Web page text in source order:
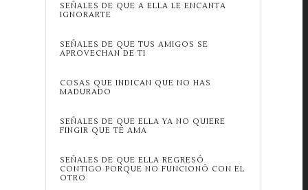
SEÑALES DE QUE A ELLA LE ENCANTA
IGNORARTE
SEÑALES DE QUE TUS AMIGOS SE
APROVECHAN DE TI
COSAS QUE INDICAN QUE NO HAS
MADURADO
SEÑALES DE QUE ELLA YA NO QUIERE
FINGIR QUE TE AMA
SEÑALES DE QUE ELLA REGRESÓ
CONTIGO PORQUE NO FUNCIONÓ CON EL
OTRO